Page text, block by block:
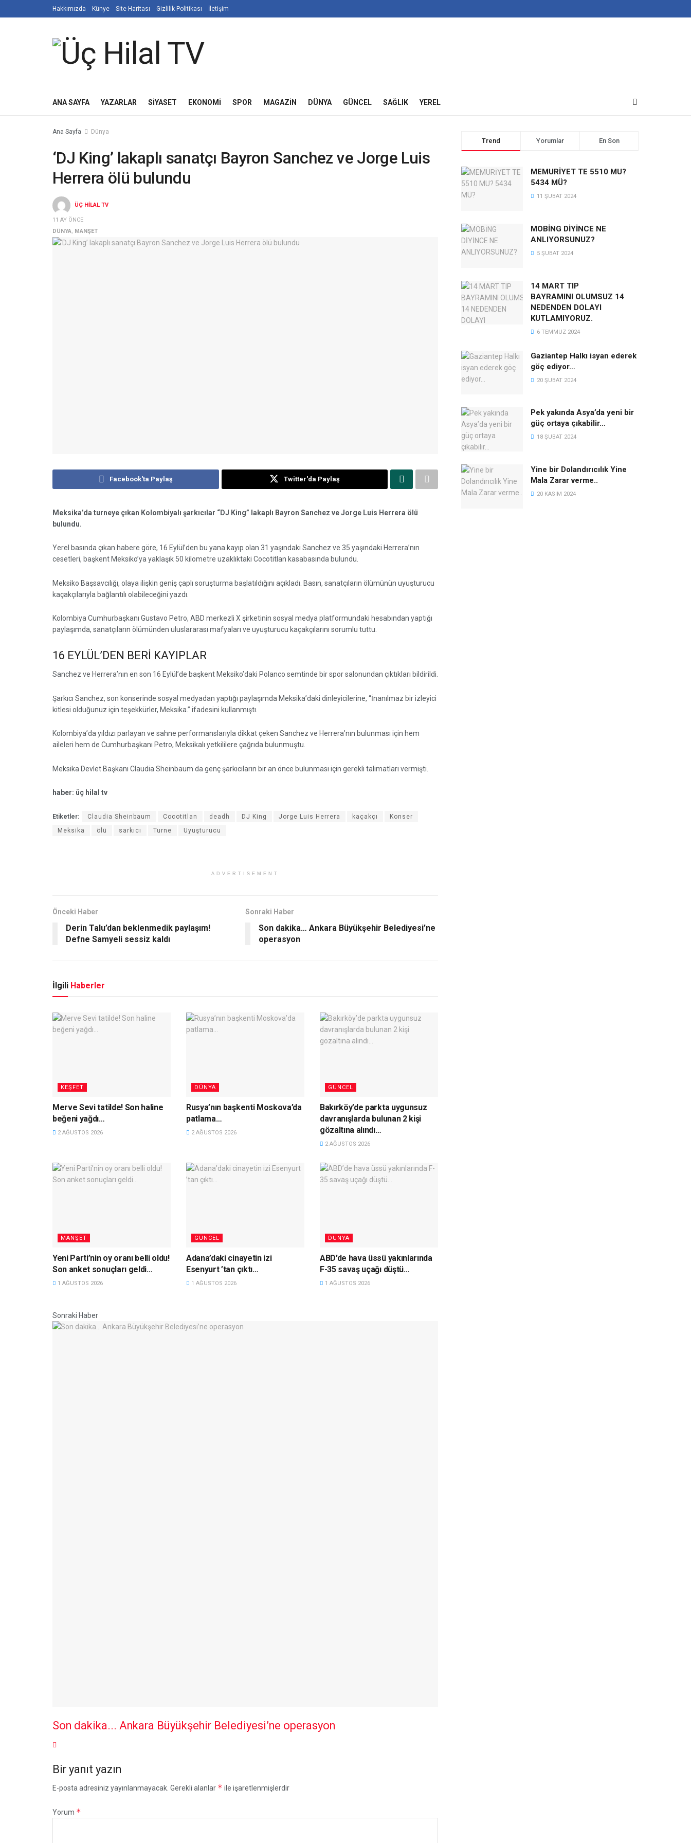
Hakkımızda Künye Site Haritası Gizlilik Politikası İletişim
ANA SAYFA YAZARLAR SIYASET EKONOMI SPOR MAGAZIN DÜNYA GÜNCEL SAĞLIK YEREL
Ana Sayfa Dünya
‘DJ King’ lakaplı sanatçı Bayron Sanchez ve Jorge Luis
Herrera ölü bulundu
ÜÇ HILAL TV
11 AY ÖNCE
DÜNYA, MANŞET
Facebook'ta Paylaş Twitter'da Paylaş
Meksika’da turneye çıkan Kolombiyalı şarkıcılar “DJ King” lakaplı Bayron Sanchez ve Jorge Luis Herrera ölü
bulundu.
Yerel basında çıkan habere göre, 16 Eylül’den bu yana kayıp olan 31 yaşındaki Sanchez ve 35 yaşındaki Herrera’nın
cesetleri, başkent Meksiko’ya yaklaşık 50 kilometre uzaklıktaki Cocotitlan kasabasında bulundu.
Meksiko Başsavcılığı, olaya ilişkin geniş çaplı soruşturma başlatıldığını açıkladı. Basın, sanatçıların ölümünün uyuşturucu
kaçakçılarıyla bağlantılı olabileceğini yazdı.
Kolombiya Cumhurbaşkanı Gustavo Petro, ABD merkezli X şirketinin sosyal medya platformundaki hesabından yaptığı
paylaşımda, sanatçıların ölümünden uluslararası mafyaları ve uyuşturucu kaçakçılarını sorumlu tuttu.
16 EYLÜL’DEN BERİ KAYIPLAR
Sanchez ve Herrera’nın en son 16 Eylül’de başkent Meksiko’daki Polanco semtinde bir spor salonundan çıktıkları bildirildi.
Şarkıcı Sanchez, son konserinde sosyal medyadan yaptığı paylaşımda Meksika’daki dinleyicilerine, “İnanılmaz bir izleyici
kitlesi olduğunuz için teşekkürler, Meksika.” ifadesini kullanmıştı.
Kolombiya’da yıldızı parlayan ve sahne performanslarıyla dikkat çeken Sanchez ve Herrera’nın bulunması için hem
aileleri hem de Cumhurbaşkanı Petro, Meksikalı yetkililere çağrıda bulunmuştu.
Meksika Devlet Başkanı Claudia Sheinbaum da genç şarkıcıların bir an önce bulunması için gerekli talimatları vermişti.
haber: üç hilal tv
Etiketler: Claudia Sheinbaum Cocotitlan deadh DJ King Jorge Luis Herrera kaçakçı
Konser
Meksika
ölü sarkıcı Turne Uyuşturucu
ADVERTISEMENT
Önceki Haber
Derin Talu’dan beklenmedik paylaşım!
Defne Samyeli sessiz kaldı
Sonraki Haber
Son dakika… Ankara Büyükşehir Belediyesi’ne
operasyon
İlgili Haberler
KEŞFET
Merve Sevi tatilde! Son haline
beğeni yağdı…
2 AĞUSTOS 2026
DÜNYA
Rusya’nın başkenti Moskova’da
patlama…
2 AĞUSTOS 2026
GÜNCEL
Bakırköy’de parkta uygunsuz
davranışlarda bulunan 2 kişi
gözaltına alındı…
2 AĞUSTOS 2026
MANŞET
Yeni Parti’nin oy oranı belli oldu!
Son anket sonuçları geldi…
1 AĞUSTOS 2026
GÜNCEL
Adana’daki cinayetin izi
Esenyurt ’tan çıktı…
1 AĞUSTOS 2026
DÜNYA
ABD’de hava üssü yakınlarında
F-35 savaş uçağı düştü…
1 AĞUSTOS 2026
Sonraki Haber
Son dakika... Ankara Büyükşehir Belediyesi’ne operasyon
Bir yanıt yazın
E-posta adresiniz yayınlanmayacak. Gerekli alanlar * ile işaretlenmişlerdir
Yorum *
Trend Yorumlar En Son
MEMURİYET TE 5510 MU?
5434 MÜ?
11 ŞUBAT 2024
MOBİNG DİYİNCE NE
ANLIYORSUNUZ?
5 ŞUBAT 2024
14 MART TIP
BAYRAMINI OLUMSUZ 14
NEDENDEN DOLAYI
KUTLAMIYORUZ.
6 TEMMUZ 2024
Gaziantep Halkı isyan ederek
göç ediyor…
20 ŞUBAT 2024
Pek yakında Asya’da yeni bir
güç ortaya çıkabilir…
18 ŞUBAT 2024
Yine bir Dolandırıcılık Yine
Mala Zarar verme..
20 KASIM 2024